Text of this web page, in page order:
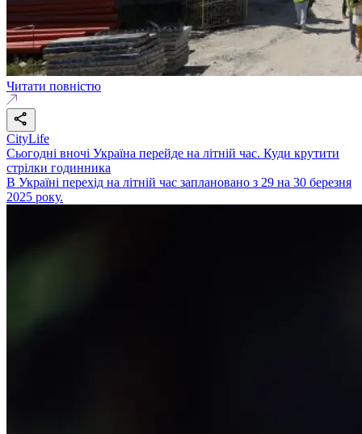
Читати повністю
CityLife
Сьогодні вночі Україна перейде на літній час. Куди крутити
стрілки годинника
В Україні перехід на літній час заплановано з 29 на 30 березня
2025 року.